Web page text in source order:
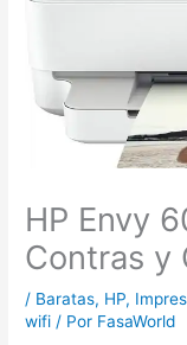
HP Envy
Contras y
/ Baratas, HP,
wifi / Por FasaWorld